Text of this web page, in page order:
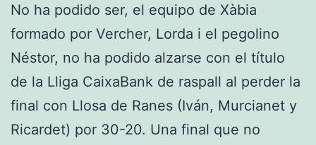
No ha podido ser, el equipo de Xàbia
formado por Vercher, Lorda i el pegolino
Néstor, no ha podido alzarse con el título
de la Lliga CaixaBank de raspall al perder la
final con Llosa de Ranes (Iván, Murcianet y
Ricardet) por 30-20. Una final que no